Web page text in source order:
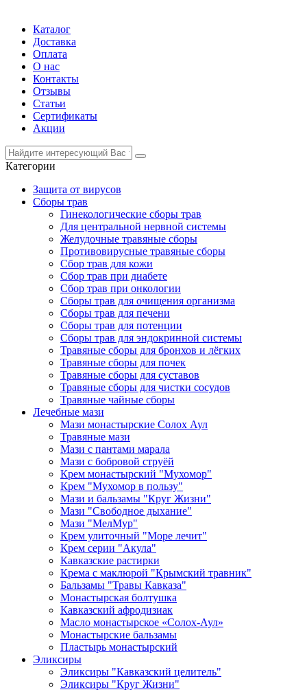
Каталог
Доставка
Оплата
О нас
Контакты
Отзывы
Статьи
Сертификаты
Акции
Категории
Защита от вирусов
Сборы трав
Гинекологические сборы трав
Для центральной нервной системы
Желудочные травяные сборы
Противовирусные травяные сборы
Сбор трав для кожи
Сбор трав при диабете
Сбор трав при онкологии
Сборы трав для очищения организма
Сборы трав для печени
Сборы трав для потенции
Сборы трав для эндокринной системы
Травяные сборы для бронхов и лёгких
Травяные сборы для почек
Травяные сборы для суставов
Травяные сборы для чистки сосудов
Травяные чайные сборы
Лечебные мази
Мази монастырские Солох Аул
Травяные мази
Мази с пантами марала
Мази с бобровой струёй
Крем монастырский "Мухомор"
Крем "Мухомор в пользу"
Мази и бальзамы "Круг Жизни"
Мази "Свободное дыхание"
Мази "МелМур"
Крем улиточный "Море лечит"
Крем серии "Акула"
Кавказские растирки
Крема с маклюрой "Крымский травник"
Бальзамы "Травы Кавказа"
Монастырская болтушка
Кавказский афродизиак
Масло монастырское «Солох-Аул»
Монастырские бальзамы
Пластырь монастырский
Эликсиры
Эликсиры "Кавказский целитель"
Эликсиры "Круг Жизни"